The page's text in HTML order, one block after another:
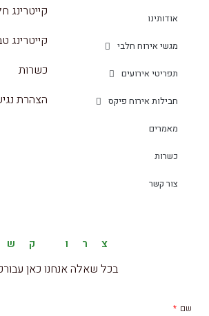
אודותינו
מגשי אירוח חלבי
תפריטי אירועים
חבילות אירוח פיקס
מאמרים
כשרות
צור קשר
קייטרינג
קייטרינג
כשרות
הצהרת
צרו
בכל שאלה אנחנו כאן
שם